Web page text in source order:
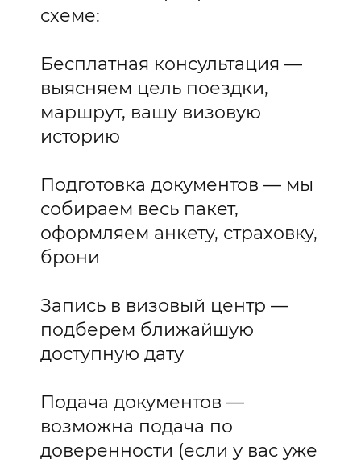
схеме:
Бесплатная консультация —
выясняем цель поездки,
маршрут, вашу визовую
историю
Подготовка документов — мы
собираем весь пакет,
оформляем анкету, страховку,
брони
Запись в визовый центр —
подберем ближайшую
доступную дату
Подача документов —
возможна подача по
доверенности (если у вас уже